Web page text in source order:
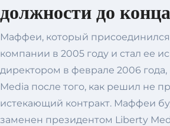
должности до
Маффеи, который
компании в 2005 году и стал ее
директором в феврале 2006
Media после того, как решил не
истекающий контракт. Маффеи
заменен президентом Liberty